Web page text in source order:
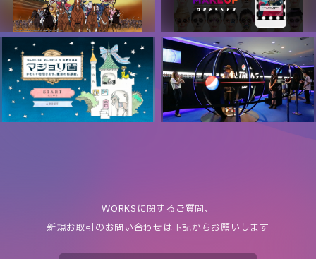
花王株式会社
キングダムダービー
日本中央競馬会
Biore HALLOWEEN MAKEUP
DRESSER
花王株式会社
WORKSに関するご質問、
新規お取引のお問い合わせは下記からお願いします